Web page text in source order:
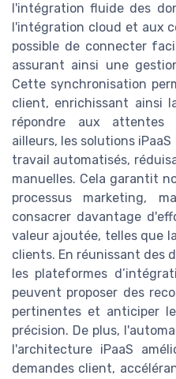
l'intégration fluide des
l'intégration cloud et aux
possible de connecter
assurant ainsi une
Cette synchronisation
client, enrichissant ainsi
répondre aux attentes
ailleurs, les solutions
travail automatisés,
manuelles. Cela garantit
processus marketing,
consacrer davantage
valeur ajoutée, telles que
clients. En réunissant des
les plateformes
peuvent proposer des
pertinentes et anticiper
précision. De plus,
l'architecture iPaaS
demandes client,